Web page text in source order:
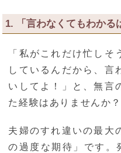
1. 「言わなくてもわかる
「私がこれだけ忙し
しているんだから、言
いしてよ！」と、無言
た経験はありませんか？
夫婦のすれ違いの最大
の過度な期待」です。